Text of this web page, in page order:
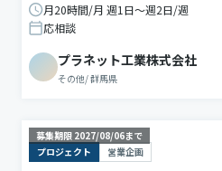
月20時間/月 週1日〜週2日/週
応相談
プラネット工業株式会社
その他/群馬県
募集期限 2027/08/06まで
プロジェクト
営業企画